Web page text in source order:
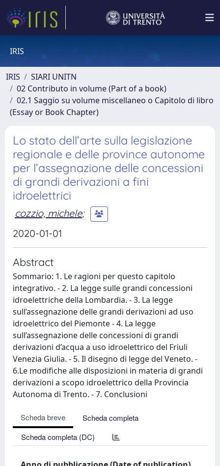
IRIS
IRIS
SIARI UNITN
02 Contributo in volume (Part of a book)
02.1 Saggio su volume miscellaneo o Capitolo di libro
(Essay or Book Chapter)
Lo stato dell’arte sulla legislazione
regionale e delle province autonome
per l’assegnazione delle concessioni
di grandi derivazioni a fini
idroelettrici
cozzio, michele;
2020-01-01
Abstract
Sommario: 1. Le ragioni per questo capitolo
integrativo. - 2. La legge sulle grandi concessioni
idroelettriche della Lombardia. - 3. La legge
sull’assegnazione delle grandi derivazioni ad uso
idroelettrico del Piemonte - 4. La legge
sull’assegnazione delle concessioni di grandi
derivazioni d’acqua a uso idroelettrico del Friuli
Venezia Giulia. - 5. Il disegno di legge del Veneto. -
6.Le modifiche alle disposizioni in materia di grandi
derivazioni a scopo idroelettrico della Provincia
Autonoma di Trento. - 7. Conclusioni
Scheda breve
Scheda completa
Scheda completa (DC)